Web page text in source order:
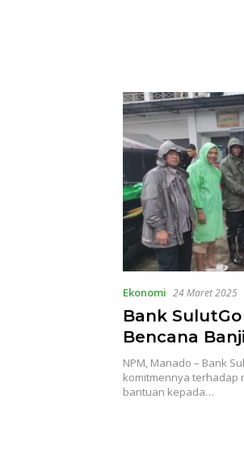
Ekonomi 24 Maret 2025
Bank
Bencana
NPM, Manado – Bank
komitmennya terhadap
bantuan kepada…